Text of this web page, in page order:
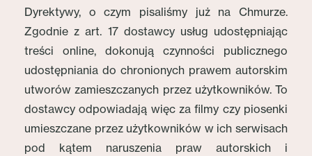
Dyrektywy, o czym pisaliśmy już na Chmurze.
Zgodnie z art. 17 dostawcy usług udostępniając
treści online, dokonują czynności publicznego
udostępniania do chronionych prawem autorskim
utworów zamieszczanych przez użytkowników. To
dostawcy odpowiadają więc za filmy czy piosenki
umieszczane przez użytkowników w ich serwisach
pod kątem naruszenia praw autorskich i